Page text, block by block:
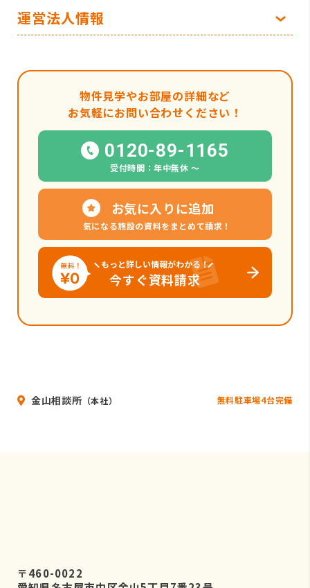
運営法人情報
物件見学やお部屋の詳細など
お気軽にお問い合わせください！
0120-89-1165
受付時間：年中無休 〜
お気に入りに追加
気になる施設の資料をまとめて請求！
もっと詳しい情報がわかる！
今すぐ資料請求
金山相談所 （本社） 無料駐車場4台完備
〒460-0022